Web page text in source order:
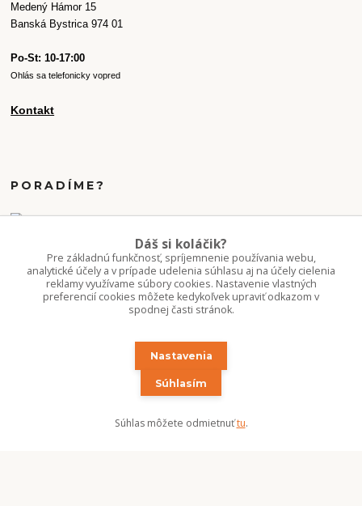
Medený Hámor 15
Banská Bystrica 974 01
Po-St: 10-17:00
Ohlás sa telefonicky vopred
Kontakt
PORADÍME?
Po-Pi 10-16:00
info.kvetaren@gmail.com
Upravit sběr cookies.
Dáš si koláčik?
Pre základnú funkčnosť, spríjemnenie používania webu,
analytické účely a v prípade udelenia súhlasu aj na účely cielenia
reklamy využívame súbory cookies. Nastavenie vlastných
preferencií cookies môžete kedykoľvek upraviť odkazom v
spodnej časti stránok.
Nastavenia
Súhlasím
Súhlas môžete odmietnuťtu.